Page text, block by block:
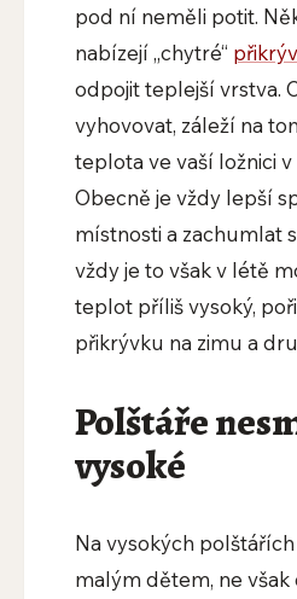
pod ní neměli potit.
nabízejí „chytré“
odpojit teplejší vrstva.
vyhovovat, záleží na
teplota ve vaší ložnici v
Obecně je vždy lepší
místnosti a zachumlat
vždy je to však v létě
teplot příliš vysoký,
přikrývku na zimu a
Polštáře
vysoké
Na vysokých
malým dětem, ne